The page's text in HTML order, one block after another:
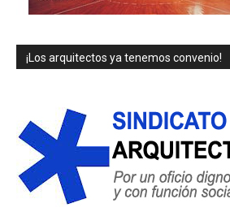
¡Los arquitectos ya tenemos convenio!